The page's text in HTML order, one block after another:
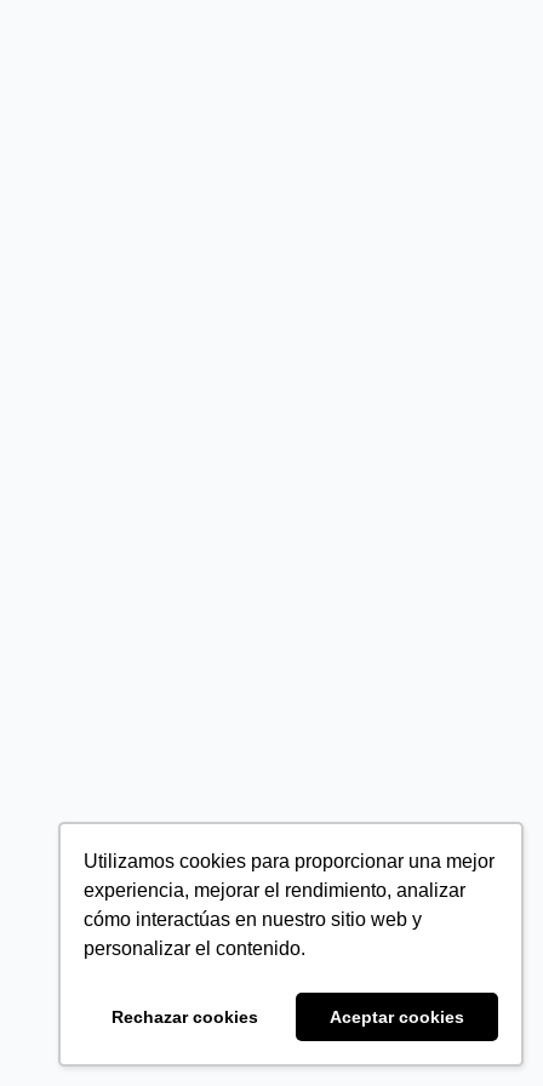
Utilizamos cookies para proporcionar una mejor
experiencia, mejorar el rendimiento, analizar
cómo interactúas en nuestro sitio web y
personalizar el contenido.
Rechazar cookies Aceptar cookies